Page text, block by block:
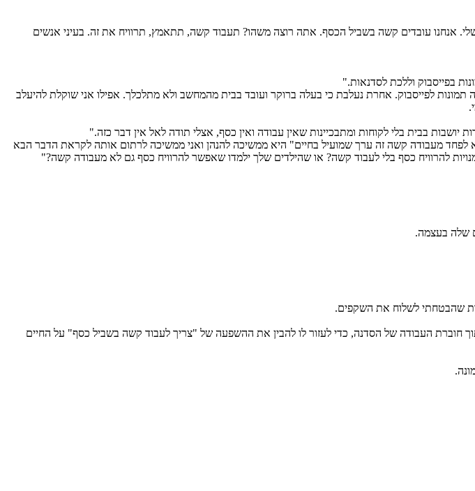
אנחנו עובדים קשה בשביל הכסף. אתה רוצה משהו? תעבוד קשה, תתאמץ, תרוויח את זה. בעיני אנשים
בפייסבוק וללכת לסדנאות."
לפייסבוק. אחרת נעלבת כי בעלה ברוקר ועובד בבית מהמחשב ולא מתלכלך. אפילו אני שוקלת להיעלב
מעבודה קשה זה ערך שמועיל בחיים" היא ממשיכה להנהן ואני ממשיכה לרתום אותה לקראת הדבר הבא
להרוויח כסף בלי לעבוד קשה? או שהילדים שלך ילמדו שאפשר להרוויח כסף גם לא מעבודה קשה?"
שלה בעצמה.
שהבטחתי לשלוח את השקפים.
חוברת העבודה של הסדנה, כדי לעזור לו להבין את ההשפעה של "צריך לעבוד קשה בשביל כסף" על החיים